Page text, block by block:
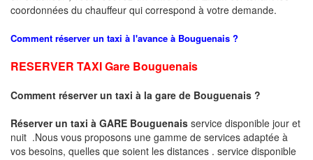
coordonnées du chauffeur qui correspond à votre demande.
Comment réserver un taxi à l'avance à Bouguenais ?
RESERVER TAXI Gare Bouguenais
Comment réserver un taxi à la gare de Bouguenais ?
Réserver un taxi à GARE Bouguenais service disponible jour et
nuit .Nous vous proposons une gamme de services adaptée à
vos besoins, quelles que soient les distances . service disponible